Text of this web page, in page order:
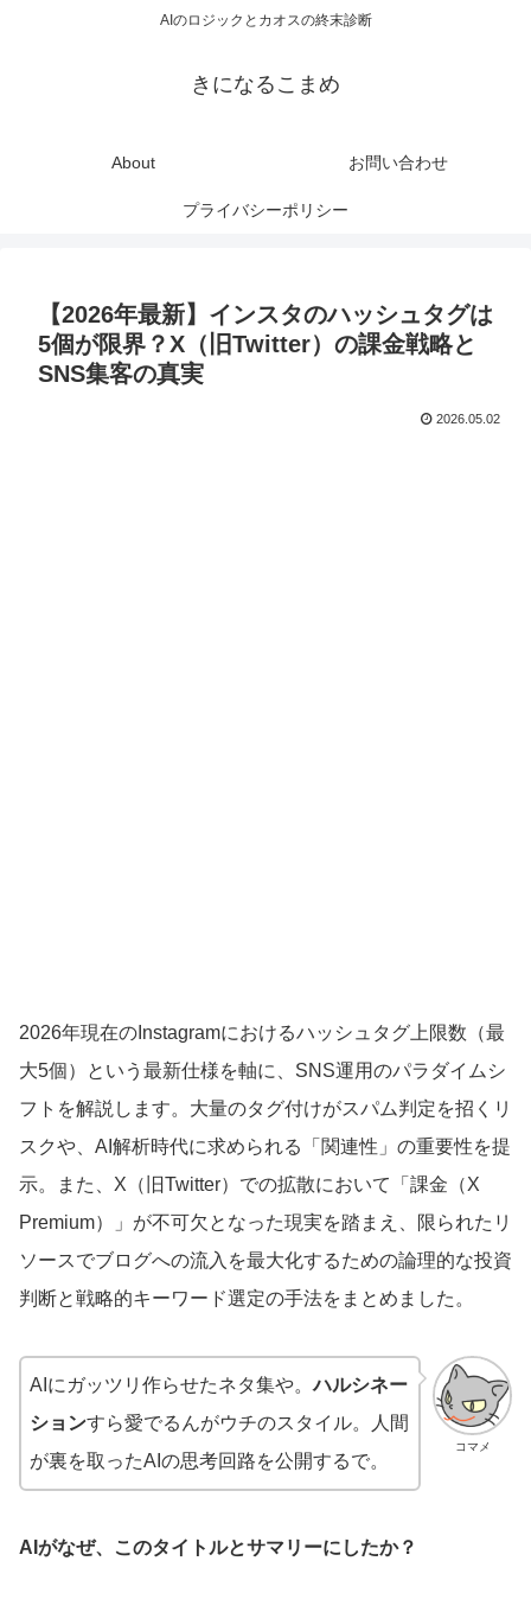
AIのロジックとカオスの終末診断
きになるこまめ
About お問い合わせ
プライバシーポリシー
【2026年最新】インスタのハッシュタグは
5個が限界？X（旧Twitter）の課金戦略と
SNS集客の真実
2026.05.02
2026年現在のInstagramにおけるハッシュタグ上限数（最
大5個）という最新仕様を軸に、SNS運用のパラダイムシ
フトを解説します。大量のタグ付けがスパム判定を招くリ
スクや、AI解析時代に求められる「関連性」の重要性を提
示。また、X（旧Twitter）での拡散において「課金（X
Premium）」が不可欠となった現実を踏まえ、限られたリ
ソースでブログへの流入を最大化するための論理的な投資
判断と戦略的キーワード選定の手法をまとめました。
コマメ
AIにガッツリ作らせたネタ集や。ハルシネー
ションすら愛でるんがウチのスタイル。人間
が裏を取ったAIの思考回路を公開するで。
AIがなぜ、このタイトルとサマリーにしたか？